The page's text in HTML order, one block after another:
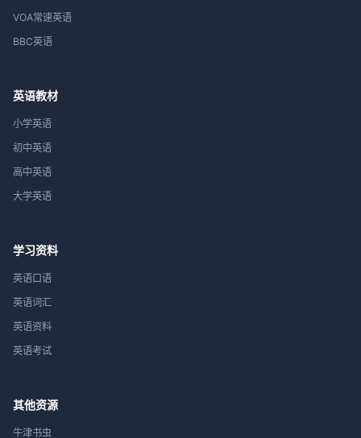
VOA常速英语
BBC英语
英语教材
小学英语
初中英语
高中英语
大学英语
学习资料
英语口语
英语词汇
英语资料
英语考试
其他资源
牛津书虫